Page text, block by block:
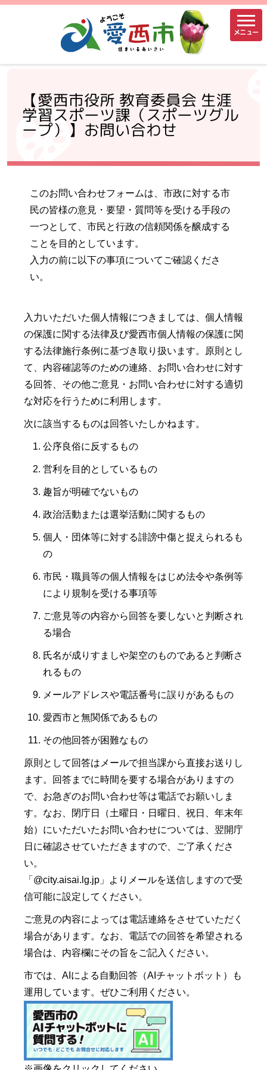
メニュー
【愛西市役所 教育委員会 生涯
学習スポーツ課（スポーツグル
ープ）】お問い合わせ
このお問い合わせフォームは、市政に対する市
民の皆様の意見・要望・質問等を受ける手段の
一つとして、市民と行政の信頼関係を醸成する
ことを目的としています。
入力の前に以下の事項についてご確認くださ
い。
入力いただいた個人情報につきましては、個人情報
の保護に関する法律及び愛西市個人情報の保護に関
する法律施行条例に基づき取り扱います。原則とし
て、内容確認等のための連絡、お問い合わせに対す
る回答、その他ご意見・お問い合わせに対する適切
な対応を行うために利用します。
次に該当するものは回答いたしかねます。
公序良俗に反するもの
営利を目的としているもの
趣旨が明確でないもの
政治活動または選挙活動に関するもの
個人・団体等に対する誹謗中傷と捉えられるも
の
市民・職員等の個人情報をはじめ法令や条例等
により規制を受ける事項等
ご意見等の内容から回答を要しないと判断され
る場合
氏名が成りすましや架空のものであると判断さ
れるもの
メールアドレスや電話番号に誤りがあるもの
愛西市と無関係であるもの
その他回答が困難なもの
原則として回答はメールで担当課から直接お送りし
ます。回答までに時間を要する場合がありますの
で、お急ぎのお問い合わせ等は電話でお願いしま
す。なお、閉庁日（土曜日・日曜日、祝日、年末年
始）にいただいたお問い合わせについては、翌開庁
日に確認させていただきますので、ご了承くださ
い。
「@city.aisai.lg.jp」よりメールを送信しますので受
信可能に設定してください。
ご意見の内容によっては電話連絡をさせていただく
場合があります。なお、電話での回答を希望される
場合は、内容欄にその旨をご記入ください。
市では、AIによる自動回答（AIチャットボット）も
運用しています。ぜひご利用ください。